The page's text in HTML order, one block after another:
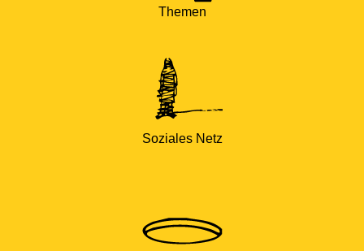
Themen
Soziales Netz